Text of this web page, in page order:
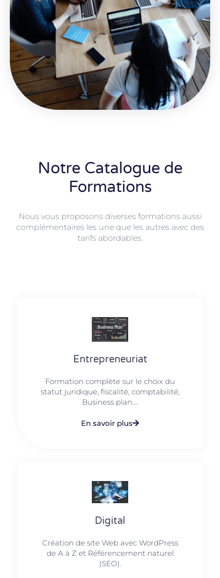
Notre Catalogue de
Formations
Nous vous proposons diverses formations aussi
complémentaires les une que les autres avec des
tarifs abordables.
Entrepreneuriat
Formation complète sur le choix du
statut juridique, fiscalité, comptabilité,
Business plan....
En savoir plus
Digital
Création de site Web avec WordPress
de A à Z et Référencement naturel
(SEO).